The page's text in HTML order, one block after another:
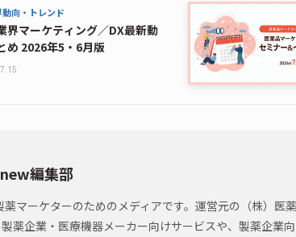
動向・トレンド
界マーケティング／DX最新動
め 2026年5・6月版
編集部
マーケターのためのメディアです。運営元の（株）医
薬企業・医療機器メーカー向けサービスや、製薬企業